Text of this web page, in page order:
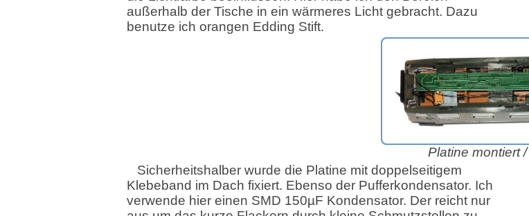
außerhalb der Tische in ein wärmeres Licht gebracht. Dazu
benutze ich orangen Edding Stift.
Platine montiert /
Sicherheitshalber wurde die Platine mit doppelseitigem
Klebeband im Dach fixiert. Ebenso der Pufferkondensator. Ich
verwende hier einen SMD 150µF Kondensator. Der reicht nur